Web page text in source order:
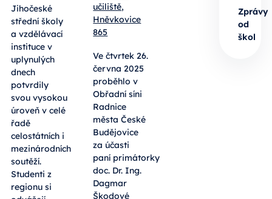
Jihočeské
střední školy
a vzdělávací
instituce v
uplynulých
dnech
potvrdily
svou vysokou
úroveň v celé
řadě
celostátních i
mezinárodních
soutěží.
Studenti z
regionu si
učiliště,
Hněvkovice
865
Ve čtvrtek 26.
června 2025
proběhlo v
Obřadní síni
Radnice
města České
Budějovice
za účasti
paní primátorky
doc. Dr. Ing.
Dagmar
Škodové
Zprávy
od
škol